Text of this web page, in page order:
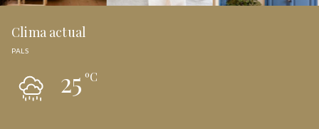
Clima actual
PALS
25ºC